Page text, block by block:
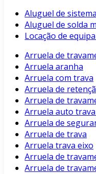
Aluguel de
Aluguel de solda
Locação de
Arruela de
Arruela aranha
Arruela com trava
Arruela de
Arruela de
Arruela auto
Arruela de
Arruela de trava
Arruela trava eixo
Arruela de
Arruela de